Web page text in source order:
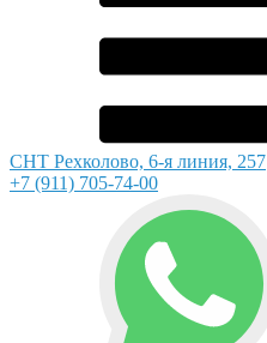
СНТ Рехколово, 6-я линия, 257
+7 (911) 705-74-00